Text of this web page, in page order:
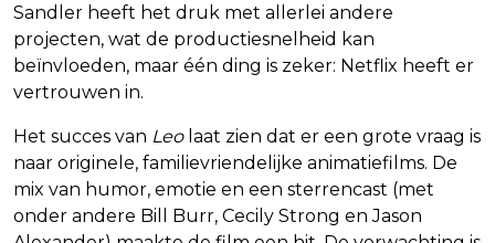
Sandler heeft het druk met allerlei andere
projecten, wat de productiesnelheid kan
beïnvloeden, maar één ding is zeker: Netflix heeft er
vertrouwen in.
Het succes van Leolaat zien dat er een grote vraag is
naar originele, familievriendelijke animatiefilms. De
mix van humor, emotie en een sterrencast (met
onder andere Bill Burr, Cecily Strong en Jason